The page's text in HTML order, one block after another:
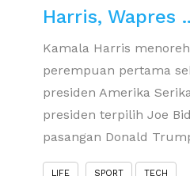
Harris, Wapres
Kamala Harris
perempuan pertama
presiden Amerika
presiden terpilih Joe
pasangan Donald
LIFE SPORT TECH